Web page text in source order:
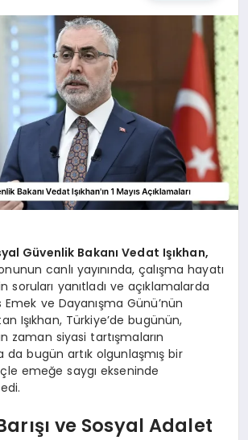
Güvenlik Bakanı Vedat Işıkhan,
canlı yayınında, çalışma hayatı
soruları yanıtladı ve açıklamalarda
Emek ve Dayanışma Günü’nün
Işıkhan, Türkiye’de bugünün,
zaman siyasi tartışmaların
da bugün artık olgunlaşmış bir
emeğe saygı ekseninde
ve Sosyal Adalet